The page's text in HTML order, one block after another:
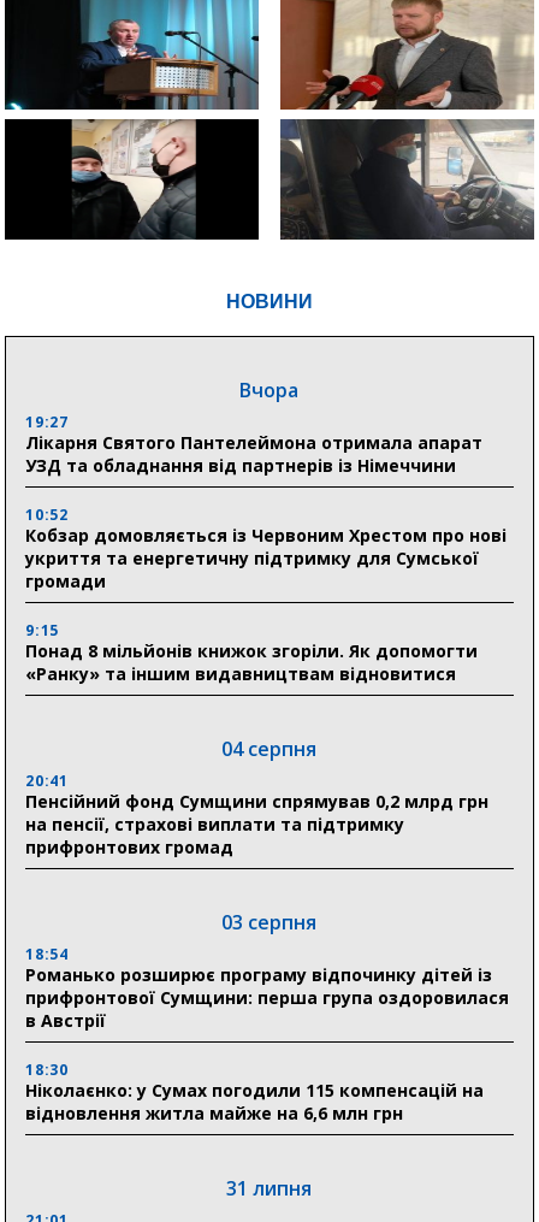
НОВИНИ
Вчора
19:27
Лікарня Святого Пантелеймона отримала апарат
УЗД та обладнання від партнерів із Німеччини
10:52
Кобзар домовляється із Червоним Хрестом про нові
укриття та енергетичну підтримку для Сумської
громади
9:15
Понад 8 мільйонів книжок згоріли. Як допомогти
«Ранку» та іншим видавництвам відновитися
04 серпня
20:41
Пенсійний фонд Сумщини спрямував 0,2 млрд грн
на пенсії, страхові виплати та підтримку
прифронтових громад
03 серпня
18:54
Романько розширює програму відпочинку дітей із
прифронтової Сумщини: перша група оздоровилася
в Австрії
18:30
Ніколаєнко: у Сумах погодили 115 компенсацій на
відновлення житла майже на 6,6 млн грн
31 липня